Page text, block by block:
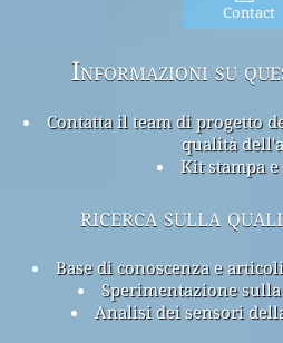
Contact
Informazioni su
Contatta il team di progetto
qualità
Kit stampa
ricerca sulla
Base di conoscenza e
Sperimentazione
Analisi dei sensori